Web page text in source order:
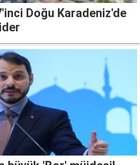
Doğu Karadeniz'de